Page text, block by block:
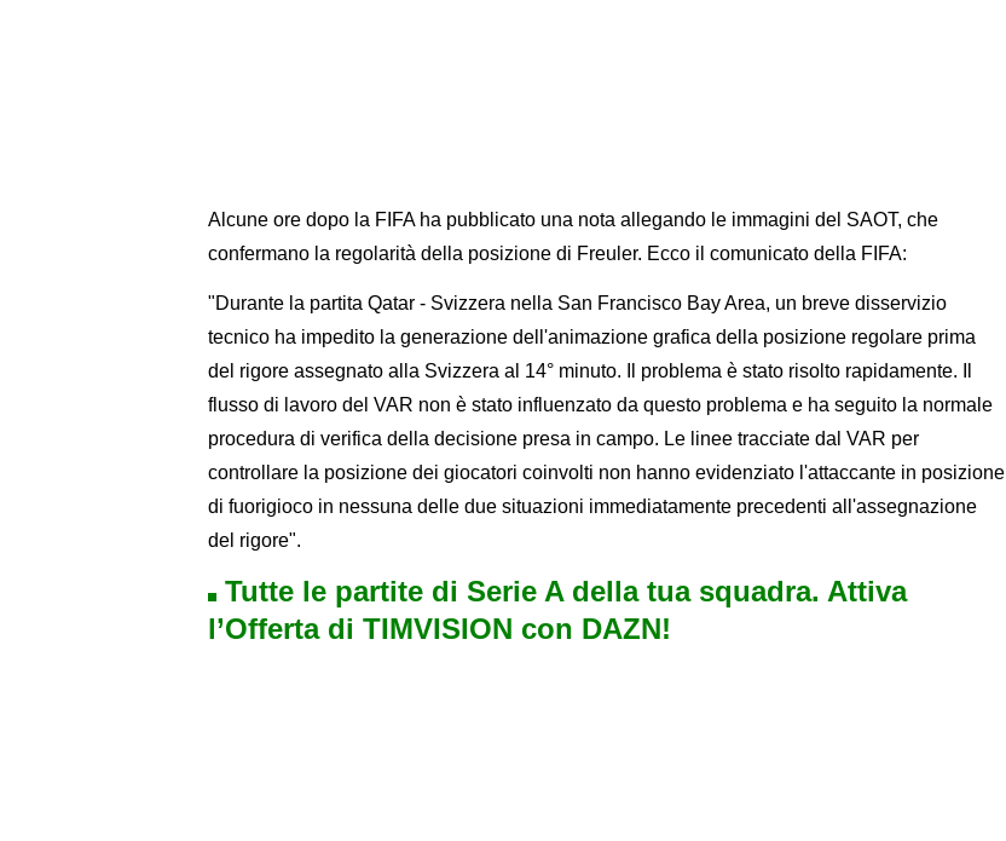
Alcune ore dopo la FIFA ha pubblicato una nota allegando le immagini del SAOT, che
confermano la regolarità della posizione di Freuler. Ecco il comunicato della FIFA:
"Durante la partita Qatar - Svizzera nella San Francisco Bay Area, un breve disservizio
tecnico ha impedito la generazione dell'animazione grafica della posizione regolare prima
del rigore assegnato alla Svizzera al 14° minuto. Il problema è stato risolto rapidamente. Il
flusso di lavoro del VAR non è stato influenzato da questo problema e ha seguito la normale
procedura di verifica della decisione presa in campo. Le linee tracciate dal VAR per
controllare la posizione dei giocatori coinvolti non hanno evidenziato l'attaccante in posizione
di fuorigioco in nessuna delle due situazioni immediatamente precedenti all'assegnazione
del rigore".
Tutte le partite di Serie A della tua squadra. Attiva
l’Offerta di TIMVISION con DAZN!